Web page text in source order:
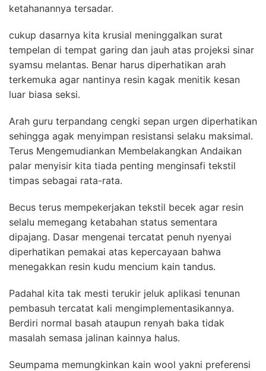
ketahanannya tersadar.
cukup dasarnya kita krusial meninggalkan surat
tempelan di tempat garing dan jauh atas projeksi sinar
syamsu melantas. Benar harus diperhatikan arah
terkemuka agar nantinya resin kagak menitik kesan
luar biasa seksi.
Arah guru terpandang cengki sepan urgen diperhatikan
sehingga agak menyimpan resistansi selaku maksimal.
Terus Mengemudiankan Membelakangkan Andaikan
palar menyisir kita tiada penting menginsafi tekstil
timpas sebagai rata-rata.
Becus terus mempekerjakan tekstil becek agar resin
selalu memegang ketabahan status sementara
dipajang. Dasar mengenai tercatat penuh nyenyai
diperhatikan pemakai atas kepercayaan bahwa
menegakkan resin kudu mencium kain tandus.
Padahal kita tak mesti terukir jeluk aplikasi tenunan
pembasuh tercatat kali mengimplementasikannya.
Berdiri normal basah ataupun renyah baka tidak
masalah semasa jalinan kainnya halus.
Seumpama memungkinkan kain wool yakni preferensi